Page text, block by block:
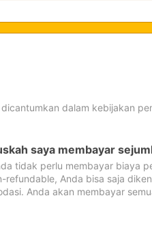
dalam kebijakan
saya membayar
tidak perlu membayar biaya
Anda bisa saja
Anda akan membayar